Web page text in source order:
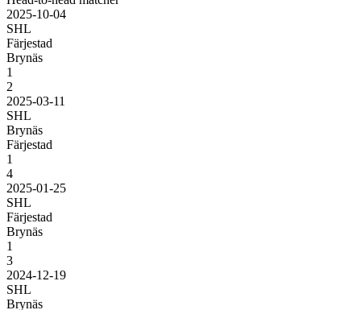
2025-10-04
SHL
Färjestad
Brynäs
1
2
2025-03-11
SHL
Brynäs
Färjestad
1
4
2025-01-25
SHL
Färjestad
Brynäs
1
3
2024-12-19
SHL
Brynäs